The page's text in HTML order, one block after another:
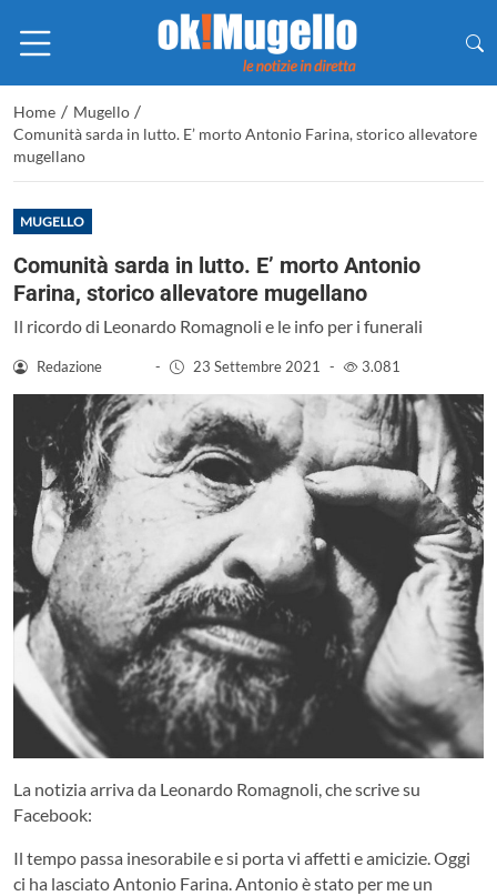
Home / Mugello /
Comunità sarda in lutto. E’ morto Antonio Farina, storico allevatore
mugellano
MUGELLO
Comunità sarda in lutto. E’ morto Antonio
Farina, storico allevatore mugellano
Il ricordo di Leonardo Romagnoli e le info per i funerali
Redazione - 23 Settembre 2021 - 3.081
La notizia arriva da Leonardo Romagnoli, che scrive su
Facebook:
Il tempo passa inesorabile e si porta vi affetti e amicizie. Oggi
ci ha lasciato Antonio Farina. Antonio è stato per me un